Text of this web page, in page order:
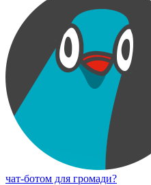
чат-ботом для громади?